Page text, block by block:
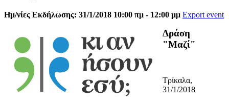
Ημ/νίες Εκδήλωσης: 31/1/2018 10:00 πμ - 12:00 μμ Export event
Δράση
"Μαζί"
Τρίκαλα,
31/1/2018